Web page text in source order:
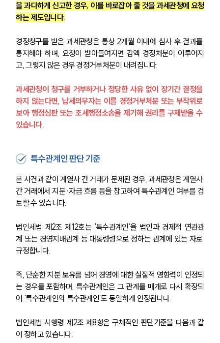
을 과다하게 신고한 경우, 이를 바로잡아 줄 것을 과세관청에 요청
하는 제도입니다.
경정청구를 받은 과세관청은 통상 2개월 이내에 심사 후 결과를
통지해야 하며, 요청이 받아들여지면 감액 경정처분이 이루어지
고, 그렇지 않은 경우 경정거부처분이 내려집니다.
과세관청이 청구를 거부하거나 정당한 사유 없이 장기간 결정을
하지 않는다면, 납세의무자는 이를 경정거부처분 또는 부작위로
보아 행정심판 또는 조세행정소송을 제기해 권리를 구제받을 수
있습니다.
특수관계인 판단 기준
본 사건과 같이 계열사 간 거래가 문제된 경우, 과세관청은 계열사
간 거래에서 지분·자금 흐름 등을 참고하여 특수관계인 여부를 검
토할 수 있습니다.
법인세법 제2조 제12호는 ‘특수관계인’을 법인과 경제적 연관관
계 또는 경영지배관계 등 대통령령으로 정하는 관계에 있는 자로
규정합니다.
즉, 단순한 지분 보유를 넘어 경영에 대한 실질적 영향력이 인정되
는 경우를 포함하며, 특수관계인은 그 관계를 매개로 다시 확장되
어 ‘특수관계인의 특수관계인’도 동일하게 인정됩니다.
법인세법 시행령 제2조 제8항은 구체적인 판단기준을 다음과 같
이 정하고 있습니다.